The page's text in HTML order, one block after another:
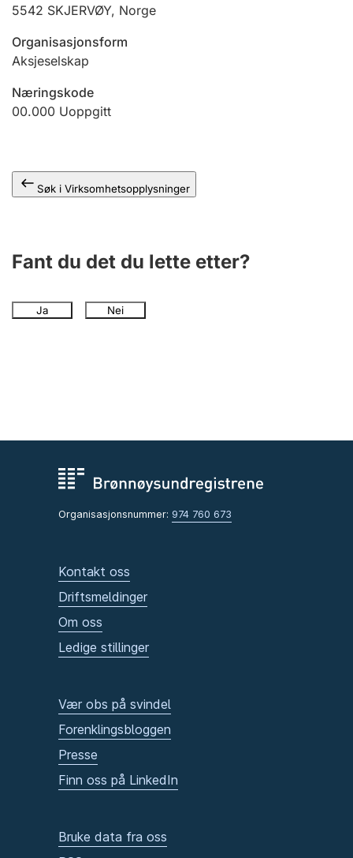
Ektepaktveileder
Offentlig sektor
5542 SKJERVØY, Norge
Organisasjonsform
Aksjeselskap
Næringskode
00.000 Uoppgitt
Søk i Virksomhetsopplysninger
Fant du det du lette etter?
Ja Nei
Organisasjonsnummer: 974 760 673
Kontakt oss
Driftsmeldinger
Om oss
Ledige stillinger
Vær obs på svindel
Forenklingsbloggen
Presse
Finn oss på LinkedIn
Bruke data fra oss